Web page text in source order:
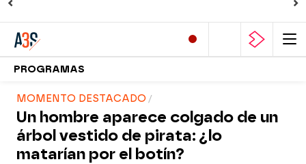
PROGRAMAS
MOMENTO DESTACADO
Un hombre aparece colgado de un
árbol vestido de pirata: ¿lo
matarían por el botín?